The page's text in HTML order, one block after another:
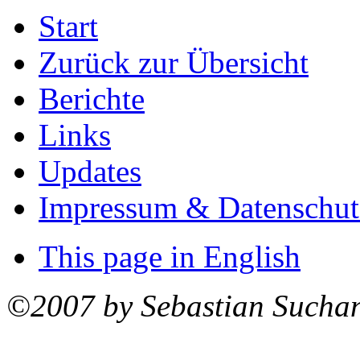
Start
Zurück zur Übersicht
Berichte
Links
Updates
Impressum &
This page in English
©2007 by Sebastian